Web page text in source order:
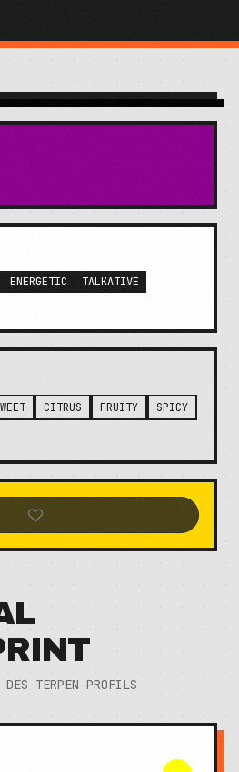
ENERGETIC
TALKATIVE
CITRUS FRUITY
SPICY
TERPEN-PROFILS